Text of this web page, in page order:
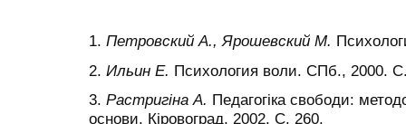
1. Петровский А., Ярошевский М.
2. Ильин Е. Психология воли. СПб., 2000.
3. Растригіна А. Педагогіка свободи:
основи. Кіровоград, 2002. С. 260.